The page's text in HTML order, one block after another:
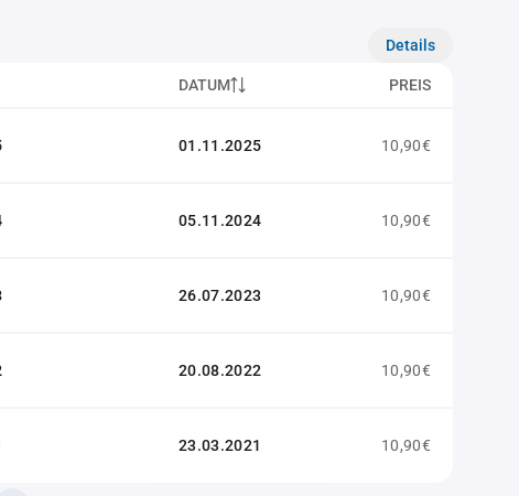
Details
DATUM PREIS
01.11.2025 10,90€
05.11.2024 10,90€
26.07.2023 10,90€
20.08.2022 10,90€
23.03.2021 10,90€